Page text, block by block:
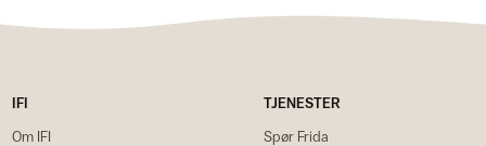
IFI
Om IFI
TJENESTER
Spør Frida